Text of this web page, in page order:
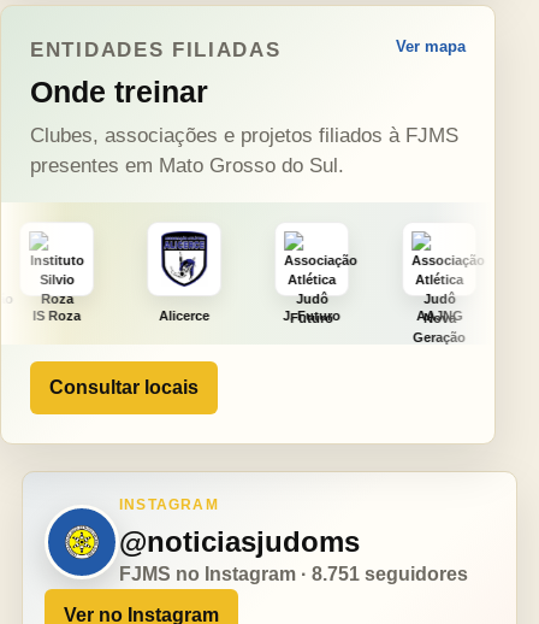
ENTIDADES FILIADAS
Onde treinar
Ver mapa
Clubes, associações e projetos filiados à FJMS
presentes em Mato Grosso do Sul.
Alicerce J. Futuro AAJNG TSURU
Consultar locais
INSTAGRAM
@noticiasjudoms
FJMS no Instagram · 8.751 seguidores
Ver no Instagram